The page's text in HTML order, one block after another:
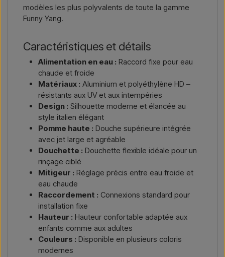
modèles les plus polyvalents de toute la gamme
Funny Yang.
Caractéristiques et détails
Alimentation en eau : Raccord fixe pour eau
chaude et froide
Matériaux : Aluminium et polyéthylène HD –
résistants aux UV et aux intempéries
Design : Silhouette moderne et élancée au
style italien élégant
Pomme haute : Douche supérieure intégrée
avec jet large et agréable
Douchette : Douchette flexible idéale pour un
rinçage ciblé
Mitigeur : Réglage précis entre eau froide et
eau chaude
Raccordement : Connexions standard pour
installation fixe
Hauteur : Hauteur confortable adaptée aux
enfants comme aux adultes
Couleurs : Disponible en plusieurs coloris
modernes